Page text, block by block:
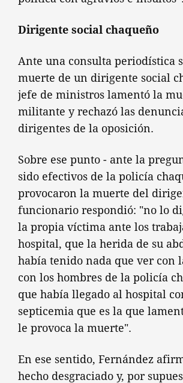
Dirigente social chaqueño
Ante una consulta periodística
muerte de un dirigente social
jefe de ministros lamentó la
militante y rechazó las
dirigentes de la oposición.
Sobre ese punto - ante la
sido efectivos de la policía
provocaron la muerte del
funcionario respondió: "no lo
la propia víctima ante los
hospital, que la herida de su
había tenido nada que ver con
con los hombres de la policía
que había llegado al hospital
septicemia que es la que
le provoca la muerte".
En ese sentido, Fernández
hecho desgraciado y, por